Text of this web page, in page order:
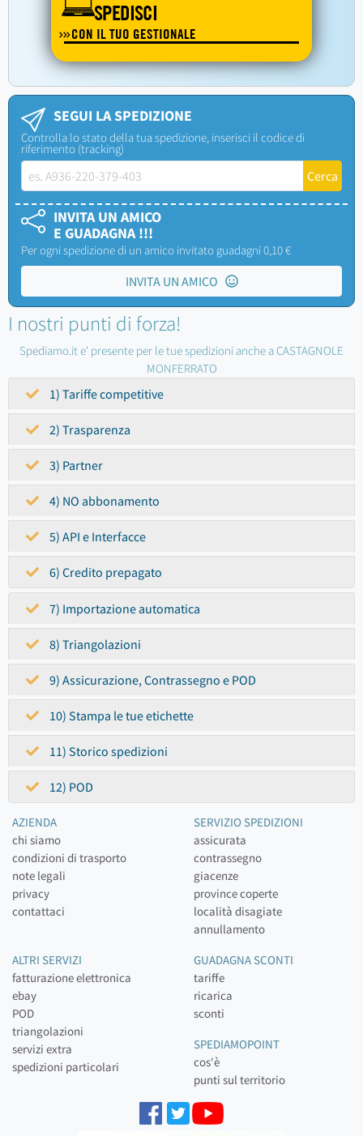
SPEDISCI
CON IL TUO GESTIONALE
SEGUI LA SPEDIZIONE
Controlla lo stato della tua spedizione, inserisci il codice di
riferimento (tracking)
INVITA UN AMICO
E GUADAGNA !!!
Per ogni spedizione di un amico invitato guadagni 0,10 €
INVITA UN AMICO
I nostri punti di forza!
Spediamo.it e' presente per le tue spedizioni anche a CASTAGNOLE
MONFERRATO
1) Tariffe competitive
2) Trasparenza
3) Partner
4) NO abbonamento
5) API e Interfacce
6) Credito prepagato
7) Importazione automatica
8) Triangolazioni
9) Assicurazione, Contrassegno e POD
10) Stampa le tue etichette
11) Storico spedizioni
12) POD
AZIENDA
chi siamo
condizioni di trasporto
note legali
privacy
contattaci
SERVIZIO SPEDIZIONI
assicurata
contrassegno
giacenze
province coperte
località disagiate
annullamento
ALTRI SERVIZI
fatturazione elettronica
ebay
POD
triangolazioni
servizi extra
spedizioni particolari
GUADAGNA SCONTI
tariffe
ricarica
sconti
SPEDIAMOPOINT
cos'è
punti sul territorio